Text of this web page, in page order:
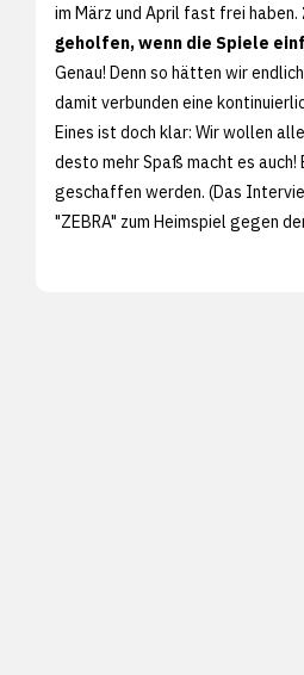
im März und April fast frei haben.
geholfen, wenn die Spiele
Genau! Denn so hätten wir
damit verbunden eine
Eines ist doch klar: Wir wollen
desto mehr Spaß macht es auch!
geschaffen werden. (Das
"ZEBRA" zum Heimspiel gegen